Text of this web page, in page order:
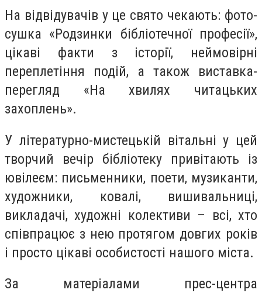
На відвідувачів у це свято чекають: фото-
сушка «Родзинки бібліотечної професії»,
цікаві факти з історії, неймовірні
переплетіння подій, а також виставка-
перегляд «На хвилях читацьких
захоплень».
У літературно-мистецькій вітальні у цей
творчий вечір бібліотеку привітають із
ювілеєм: письменники, поети, музиканти,
художники, ковалі, вишивальниці,
викладачі, художні колективи – всі, хто
співпрацює з нею протягом довгих років
і просто цікаві особистості нашого міста.
За матеріалами прес-центра